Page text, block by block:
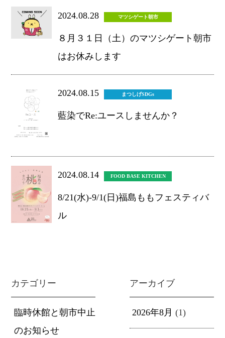
2024.08.28 マツシゲート朝市
８月３１日（土）のマツシゲート朝市
はお休みします
2024.08.15 まつしげSDGs
藍染でRe:ユースしませんか？
2024.08.14 FOOD BASE KITCHEN
8/21(水)-9/1(日)福島ももフェスティバ
ル
カテゴリー
臨時休館と朝市中止
のお知らせ
アーカイブ
2026年8月 (1)